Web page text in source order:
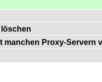
löschen
manchen Proxy-Servern